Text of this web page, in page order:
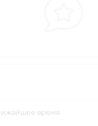
время.